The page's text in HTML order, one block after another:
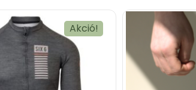
Akció!